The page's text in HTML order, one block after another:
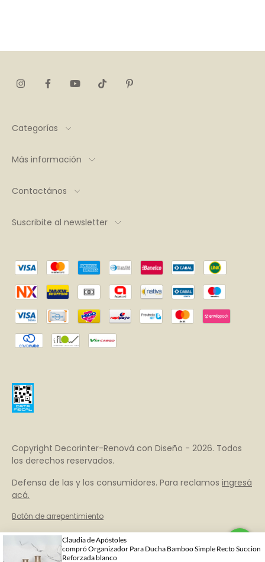
Categorías
Más información
Contactános
Suscribite al newsletter
Copyright Decorinter-Renová con Diseño - 2026. Todos
los derechos reservados.
Defensa de las y los consumidores. Para reclamos ingresá
acá.
Botón de arrepentimiento